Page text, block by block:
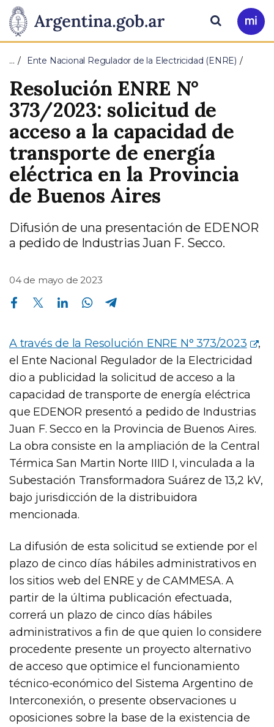
Presidencia
de
la
Nación
Pasar al contenido principal
Ir
a
Buscar
… Ente Nacional Regulador de la Electricidad (ENRE)
Resolución ENRE N°
373/2023: solicitud de
acceso a la capacidad de
transporte de energía
eléctrica en la Provincia
de Buenos Aires
Difusión de una presentación de EDENOR
a pedido de Industrias Juan F. Secco.
04 de mayo de 2023
Compartir en Facebook Compartir en Twitter Compartir en Linkedin Compartir en Whatsapp
A través de la Resolución ENRE N° 373/2023
,
el Ente Nacional Regulador de la Electricidad
dio a publicidad la solicitud de acceso a la
capacidad de transporte de energía eléctrica
que EDENOR presentó a pedido de Industrias
Juan F. Secco en la Provincia de Buenos Aires.
La obra consiste en la ampliación de la Central
Térmica San Martin Norte IIID I, vinculada a la
Subestación Transformadora Suárez de 13,2 kV,
bajo jurisdicción de la distribuidora
mencionada.
La difusión de esta solicitud se extiende por el
plazo de cinco días hábiles administrativos en
los sitios web del ENRE y de CAMMESA. A
partir de la última publicación efectuada,
correrá un plazo de cinco días hábiles
administrativos a fin de que quien lo considere
procedente presente un proyecto alternativo
de acceso que optimice el funcionamiento
técnico-económico del Sistema Argentino de
Interconexión, o presente observaciones u
oposiciones sobre la base de la existencia de